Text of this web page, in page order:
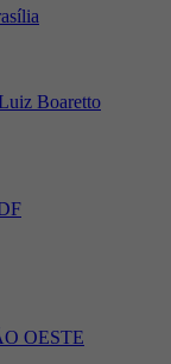
Boaretto
OESTE